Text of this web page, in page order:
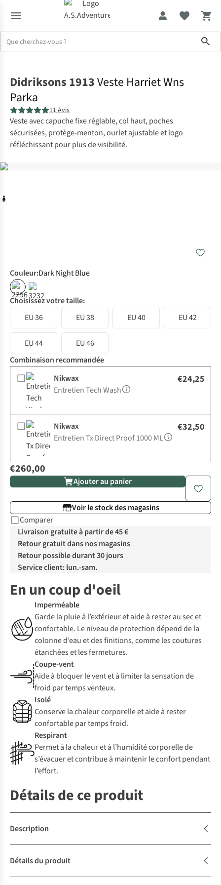
Didriksons 1913Veste Harriet Wns
Parka
11 Avis
Veste avec capuche fixe réglable, col haut, poches
sécurisées, protège-menton, ourlet ajustable et logo
réfléchissant pour plus de visibilité.
Couleur:Dark Night Blue
%
Choisissez votre taille:
EU 36
EU 38 EU 40 EU 42
EU 44
EU 46
Combinaison recommandée
Nikwax
Entretien Tech Wash
€24,25
Nikwax
Entretien Tx Direct Proof 1000 ML
€32,50
€260,00
Ajouter au panier
Voir le stock des magasins
Comparer
Livraison gratuite à partir de 45 €
Retour gratuit dans nos magasins
Retour possible durant 30 jours
Service client: lun.-sam.
En un coup d'oeil
Imperméable
Garde la pluie à l’extérieur et aide à rester au sec et
confortable. Le niveau de protection dépend de la
colonne d’eau et des finitions, comme les coutures
étanchées et les fermetures.
Coupe-vent
Aide à bloquer le vent et à limiter la sensation de
froid par temps venteux.
Isolé
Conserve la chaleur corporelle et aide à rester
confortable par temps froid.
Respirant
Permet à la chaleur et à l’humidité corporelle de
s’évacuer et contribue à maintenir le confort pendant
l’effort.
Détails de ce produit
Description
Détails du produit